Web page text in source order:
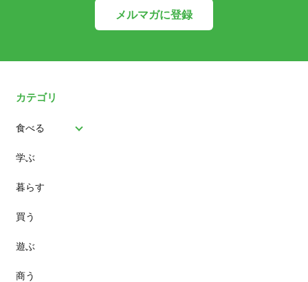
メルマガに登録
カテゴリ
食べる
パン
スイーツ
ランチ
カフェ
学ぶ
暮らす
買う
遊ぶ
商う